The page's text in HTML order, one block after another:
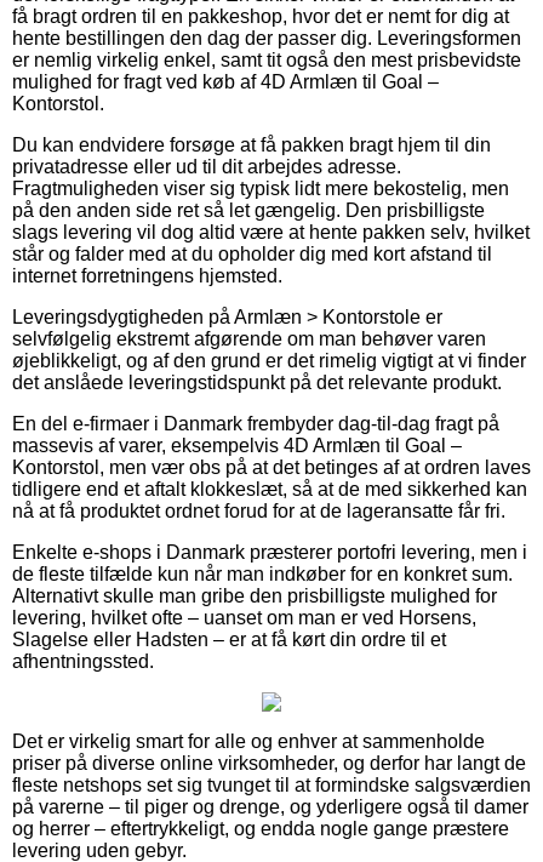
få bragt ordren til en pakkeshop, hvor det er nemt for dig at
hente bestillingen den dag der passer dig. Leveringsformen
er nemlig virkelig enkel, samt tit også den mest prisbevidste
mulighed for fragt ved køb af 4D Armlæn til Goal –
Kontorstol.
Du kan endvidere forsøge at få pakken bragt hjem til din
privatadresse eller ud til dit arbejdes adresse.
Fragtmuligheden viser sig typisk lidt mere bekostelig, men
på den anden side ret så let gængelig. Den prisbilligste
slags levering vil dog altid være at hente pakken selv, hvilket
står og falder med at du opholder dig med kort afstand til
internet forretningens hjemsted.
Leveringsdygtigheden på Armlæn > Kontorstole er
selvfølgelig ekstremt afgørende om man behøver varen
øjeblikkeligt, og af den grund er det rimelig vigtigt at vi finder
det anslåede leveringstidspunkt på det relevante produkt.
En del e-firmaer i Danmark frembyder dag-til-dag fragt på
massevis af varer, eksempelvis 4D Armlæn til Goal –
Kontorstol, men vær obs på at det betinges af at ordren laves
tidligere end et aftalt klokkeslæt, så at de med sikkerhed kan
nå at få produktet ordnet forud for at de lageransatte får fri.
Enkelte e-shops i Danmark præsterer portofri levering, men i
de fleste tilfælde kun når man indkøber for en konkret sum.
Alternativt skulle man gribe den prisbilligste mulighed for
levering, hvilket ofte – uanset om man er ved Horsens,
Slagelse eller Hadsten – er at få kørt din ordre til et
afhentningssted.
Det er virkelig smart for alle og enhver at sammenholde
priser på diverse online virksomheder, og derfor har langt de
fleste netshops set sig tvunget til at formindske salgsværdien
på varerne – til piger og drenge, og yderligere også til damer
og herrer – eftertrykkeligt, og endda nogle gange præstere
levering uden gebyr.